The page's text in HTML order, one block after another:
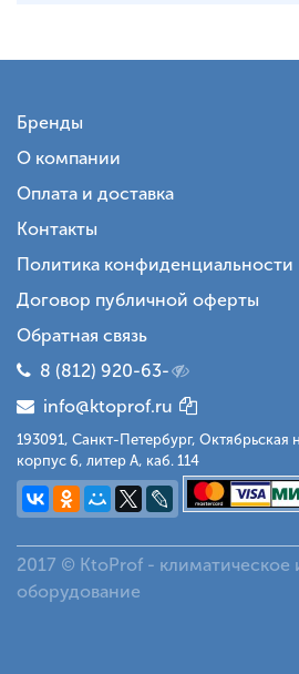
Бренды
О компании
Оплата и доставка
Контакты
Политика конфиденциальности
Договор публичной оферты
Обратная связь
8 (812) 920-63-
info@ktoprof.ru
193091, Санкт-Петербург, Октябрьская
корпус 6, литер А, каб. 114
2017 © KtoProf - климатическое
оборудование